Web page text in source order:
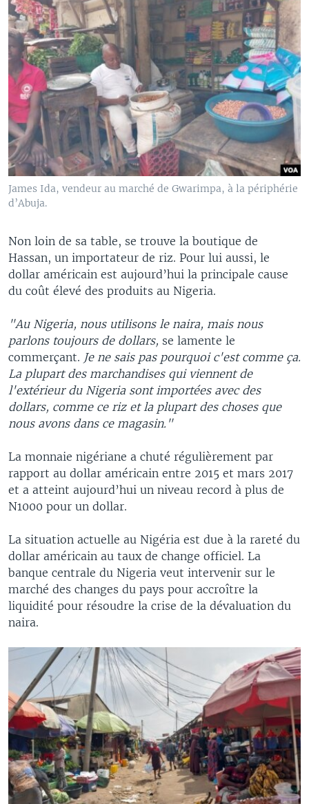
James Ida, vendeur au marché de Gwarimpa, à la périphérie
d’Abuja.
Non loin de sa table, se trouve la boutique de
Hassan, un importateur de riz. Pour lui aussi, le
dollar américain est aujourd’hui la principale cause
du coût élevé des produits au Nigeria.
"Au Nigeria, nous utilisons le naira, mais nous
parlons toujours de dollars, se lamente le
commerçant. Je ne sais pas pourquoi c'est comme ça.
La plupart des marchandises qui viennent de
l'extérieur du Nigeria sont importées avec des
dollars, comme ce riz et la plupart des choses que
nous avons dans ce magasin."
La monnaie nigériane a chuté régulièrement par
rapport au dollar américain entre 2015 et mars 2017
et a atteint aujourd’hui un niveau record à plus de
N1000 pour un dollar.
La situation actuelle au Nigéria est due à la rareté du
dollar américain au taux de change officiel. La
banque centrale du Nigeria veut intervenir sur le
marché des changes du pays pour accroître la
liquidité pour résoudre la crise de la dévaluation du
naira.